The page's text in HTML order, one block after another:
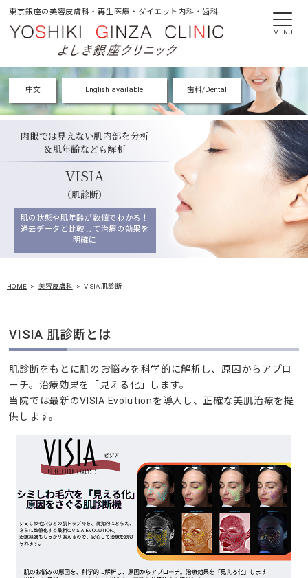
東京銀座の美容皮膚科・再生医療・ダイエット内科・歯科
中文 English available 歯科/Dental
肉眼では見えない肌内部を分析
＆肌年齢なども解析
VISIA
（肌診断）
肌の状態や肌年齢が数値でわかる！
過去データと比較して治療の効果を
明確に
HOME 美容皮膚科 VISIA 肌診断
VISIA 肌診断とは
肌診断をもとに肌のお悩みを科学的に解析し、原因からアプロ
ーチ。治療効果を「見える化」します。
当院では最新のVISIA Evolutionを導入し、正確な美肌治療を提
供します。
MENU